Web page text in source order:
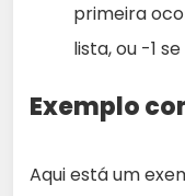
primeira
lista, ou -1
Exemplo
Aqui está um